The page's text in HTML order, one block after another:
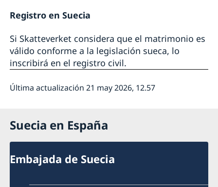
Registro en Suecia
Si Skatteverket considera que el matrimonio es
válido conforme a la legislación sueca, lo
inscribirá en el registro civil.
Última actualización 21 may 2026, 12.57
Suecia en España
Embajada de Suecia